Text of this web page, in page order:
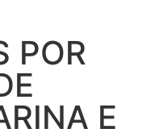
POR
E